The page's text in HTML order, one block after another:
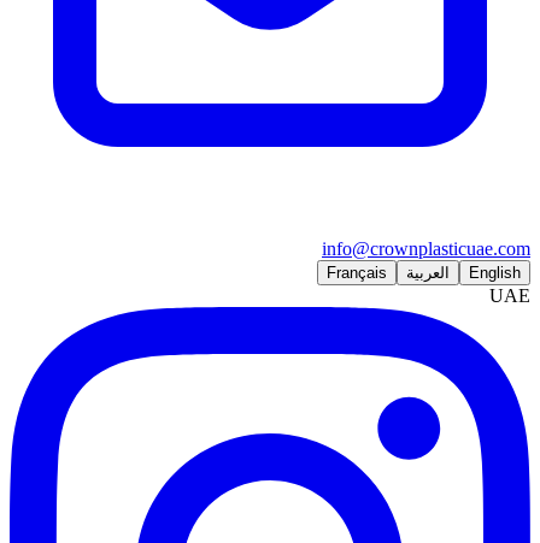
info@crownplasticuae.com
English العربية Français
UAE